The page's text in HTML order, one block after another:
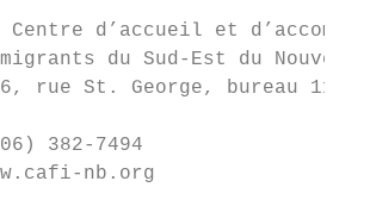
Centre d’accueil et
du Sud-Est du
rue St. George, bureau 119,
382-7494
nb.org